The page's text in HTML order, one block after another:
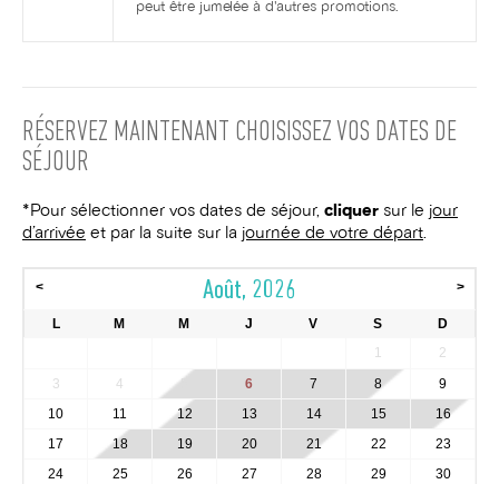
peut être jumelée à d'autres promotions.
RÉSERVEZ MAINTENANT CHOISISSEZ VOS DATES DE
SÉJOUR
*Pour sélectionner vos dates de séjour, cliquer sur le jour
d’arrivée et par la suite sur la journée de votre départ.
< Août, 2026
L M M J V S
D
1
2
3
4 5 6 7 8
9
10
11 12 13 14 15
16
17
18 19 20 21 22
23
24
25 26 27 28 29
30
>